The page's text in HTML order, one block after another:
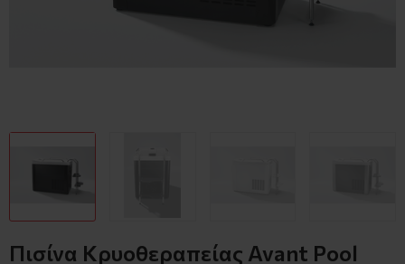
Πισίνα Κρυοθεραπείας Avant Pool